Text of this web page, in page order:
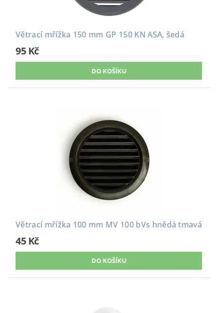
Větrací mřížka 150 mm GP 150 KN ASA, šedá
95 Kč
Větrací mřížka 100 mm MV 100 bVs hnědá tmavá
45 Kč